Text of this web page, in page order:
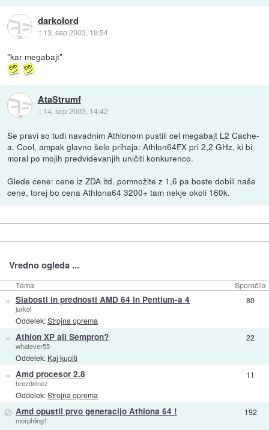
darkolord
:: 13. sep 2003, 19:54
"kar megabajt"
AtaStrumf
:: 14. sep 2003, 14:42
Se pravi so tudi navadnim Athlonom pustili cel megabajt L2 Cache-
a. Cool, ampak glavno šele prihaja: Athlon64FX pri 2,2 GHz, ki bi
moral po mojih predvidevanjih uničiti konkurenco.
Glede cene: cene iz ZDA itd. pomnožite z 1,6 pa boste dobili naše
cene, torej bo cena Athlona64 3200+ tam nekje okoli 160k.
Vredno ogleda ...
Tema Sporočila
» Slabosti in prednosti AMD 64 in Pentium-a 4
jurkol
Oddelek:Strojna oprema
80
» Athlon XP ali Sempron?
whatever55
Oddelek: Kaj kupiti
22
» Amd procesor 2.8
brezdelnez
Oddelek:Strojna oprema
11
⊘ Amd opustil prvo generacijo Athlona 64 !
morphling1
192